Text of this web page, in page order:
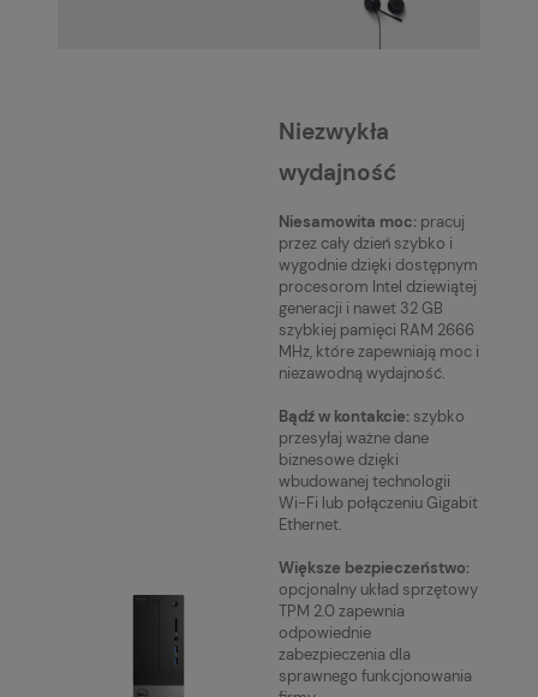
Niezwykła
wydajność
Niesamowita moc: pracuj
przez cały dzień szybko i
wygodnie dzięki dostępnym
procesorom Intel dziewiątej
generacji i nawet 32 GB
szybkiej pamięci RAM 2666
MHz, które zapewniają moc i
niezawodną wydajność.
Bądź w kontakcie: szybko
przesyłaj ważne dane
biznesowe dzięki
wbudowanej technologii
Wi-Fi lub połączeniu Gigabit
Ethernet.
Większe bezpieczeństwo:
opcjonalny układ sprzętowy
TPM 2.0 zapewnia
odpowiednie
zabezpieczenia dla
sprawnego funkcjonowania